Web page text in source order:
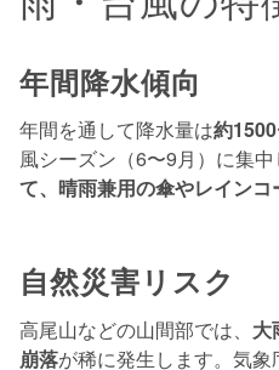
年間降水傾向
年間を通して降水量は約
風シーズン（6〜9月）に集中
て、晴雨兼用の傘やレインコ
自然災害リスク
高尾山などの山間部では、 大
崩落が稀に発生します。気象